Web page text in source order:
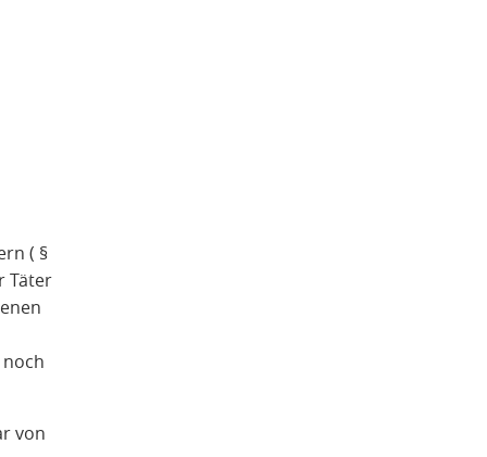
( §
Täter
noch
von